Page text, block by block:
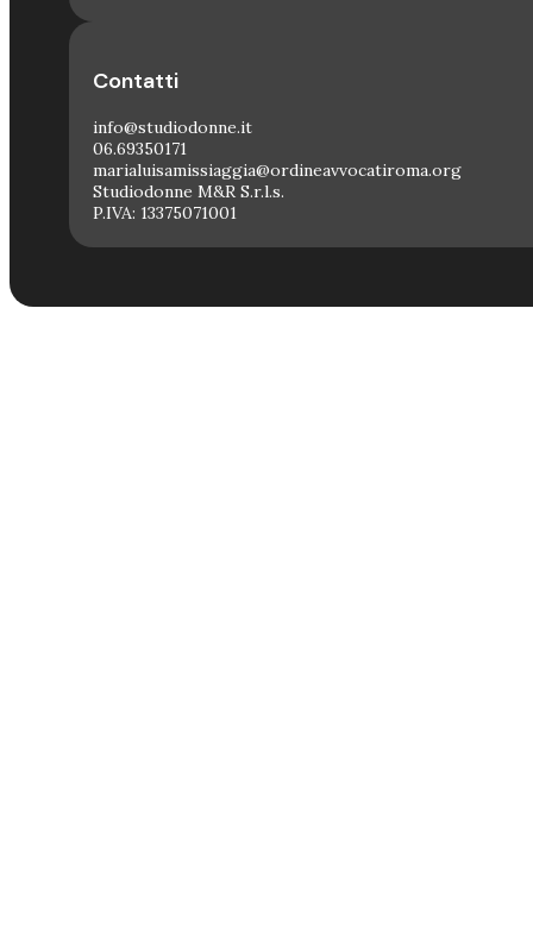
Contatti
info@studiodonne.it
06.69350171
marialuisamissiaggia@ordineavvocatiroma.org
Studiodonne M&R S.r.l.s.
P.IVA: 13375071001